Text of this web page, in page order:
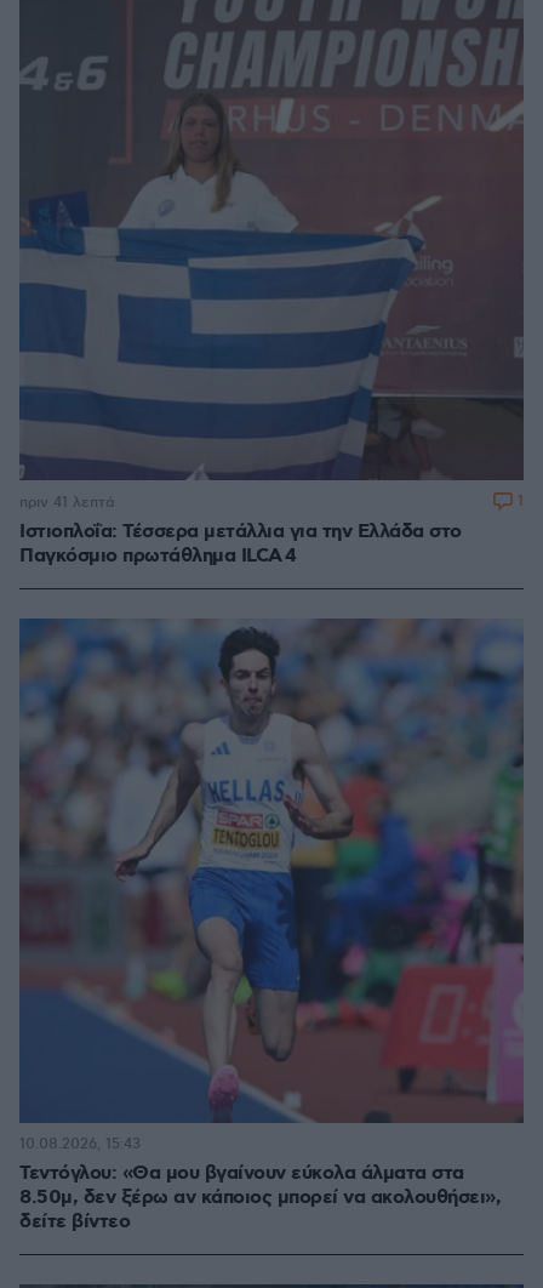
Ιστιοπλοΐα: Τέσσερα μετάλλια για την Ελλάδα στο
Παγκόσμιο πρωτάθλημα ILCA 4
πριν 41 λεπτά 1
Τεντόγλου: «Θα μου βγαίνουν εύκολα άλματα στα
8.50μ, δεν ξέρω αν κάποιος μπορεί να ακολουθήσει»,
δείτε βίντεο
10.08.2026, 15:43